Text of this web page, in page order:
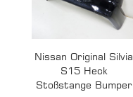
Nissan Original Silvia
S15 Heck
Stoßstange Bumper